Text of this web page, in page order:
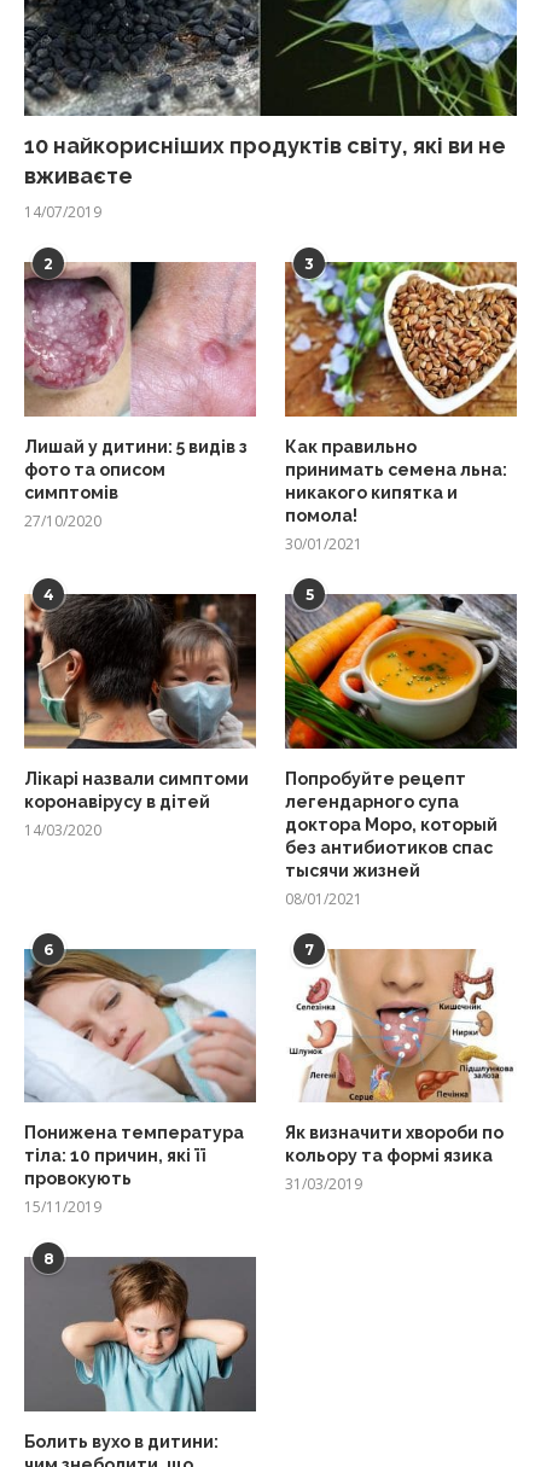
10 найкорисніших продуктів світу, які ви не
вживаєте
14/07/2019
2
Лишай у дитини: 5 видів з
фото та описом
симптомів
27/10/2020
3
Как правильно
принимать семена льна:
никакого кипятка и
помола!
30/01/2021
4
Лікарі назвали симптоми
коронавірусу в дітей
14/03/2020
5
Попробуйте рецепт
легендарного супа
доктора Моро, который
без антибиотиков спас
тысячи жизней
08/01/2021
6
Понижена температура
тіла: 10 причин, які її
провокують
15/11/2019
7
Як визначити хвороби по
кольору та формі язика
31/03/2019
8
Болить вухо в дитини: